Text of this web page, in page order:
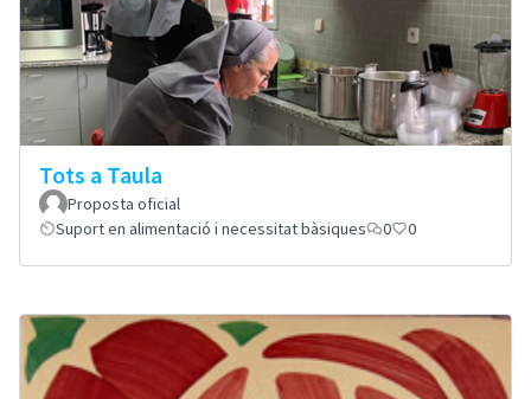
Tots a Taula
Proposta oficial
Suport en alimentació i necessitat bàsiques
0 0